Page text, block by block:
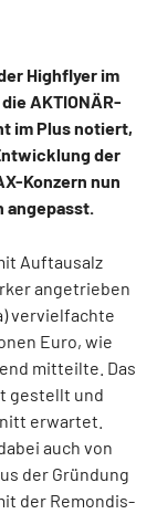
Highflyer im
AKTIONÄR-
im Plus notiert,
der
Konzern nun
angepasst.
Auftausalz
angetrieben
vervielfachte
Euro, wie
mitteilte. Das
gestellt und
erwartet.
auch von
der Gründung
der Remondis-